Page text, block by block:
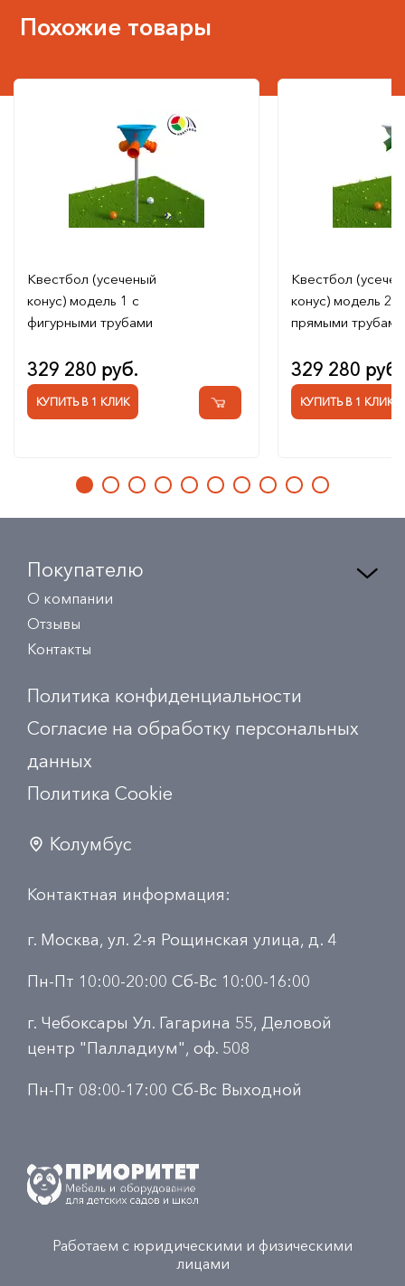
Похожие товары
Квестбол (усеченый
конус) модель 1 с
фигурными трубами
329 280 руб.
КУПИТЬ В 1 КЛИК
Квестбол
конус) модель 2 с
прямыми трубами
329 280 руб.
КУПИТЬ В 1 КЛИК
Покупателю
О компании
Отзывы
Контакты
Политика конфиденциальности
Согласие на обработку персональных
данных
Политика Сookie
Колумбус
Контактная информация:
г. Москва, ул. 2-я Рощинская улица, д. 4
Пн-Пт 10:00-20:00 Сб-Вс 10:00-16:00
г. Чебоксары Ул. Гагарина 55, Деловой
центр "Палладиум", оф. 508
Пн-Пт 08:00-17:00 Сб-Вс Выходной
Работаем с юридическими и физическими
лицами